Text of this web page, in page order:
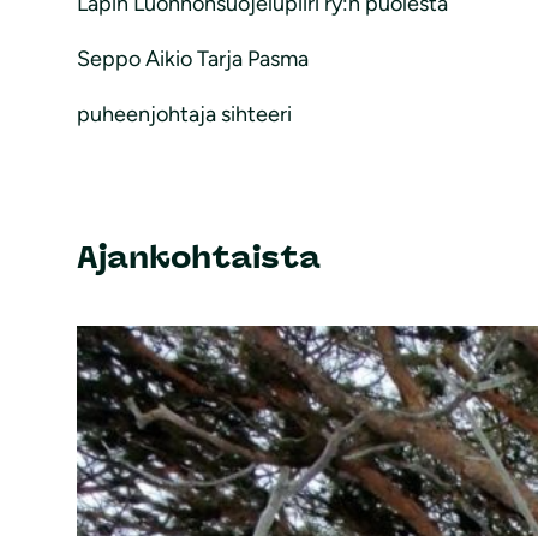
Seppo Aikio Tarja Pasma
puheenjohtaja sihteeri
Ajankohtaista